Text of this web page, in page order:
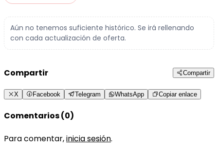
Aún no tenemos suficiente histórico. Se irá rellenando
con cada actualización de oferta.
Compartir Compartir
X Facebook Telegram WhatsApp Copiar enlace
Comentarios (0)
Para comentar,inicia sesión.